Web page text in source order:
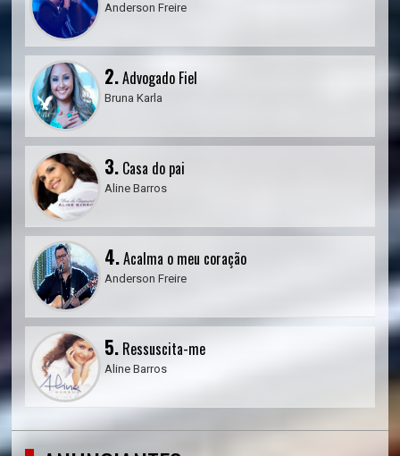
Anderson Freire
2.Advogado Fiel
Bruna Karla
3. Casa do pai
Aline Barros
4.Acalma o meu coração
Anderson Freire
5. Ressuscita-me
Aline Barros